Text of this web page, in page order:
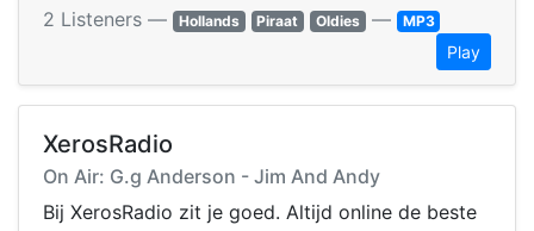
2 Listeners — Hollands Piraat Oldies — MP3
Play
XerosRadio
On Air: G.g Anderson - Jim And Andy
Bij XerosRadio zit je goed. Altijd online de beste